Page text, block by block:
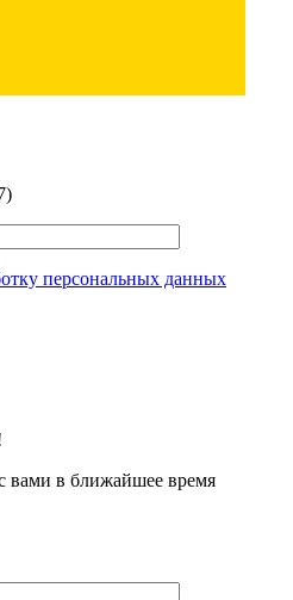
персональных данных
вами в ближайшее время